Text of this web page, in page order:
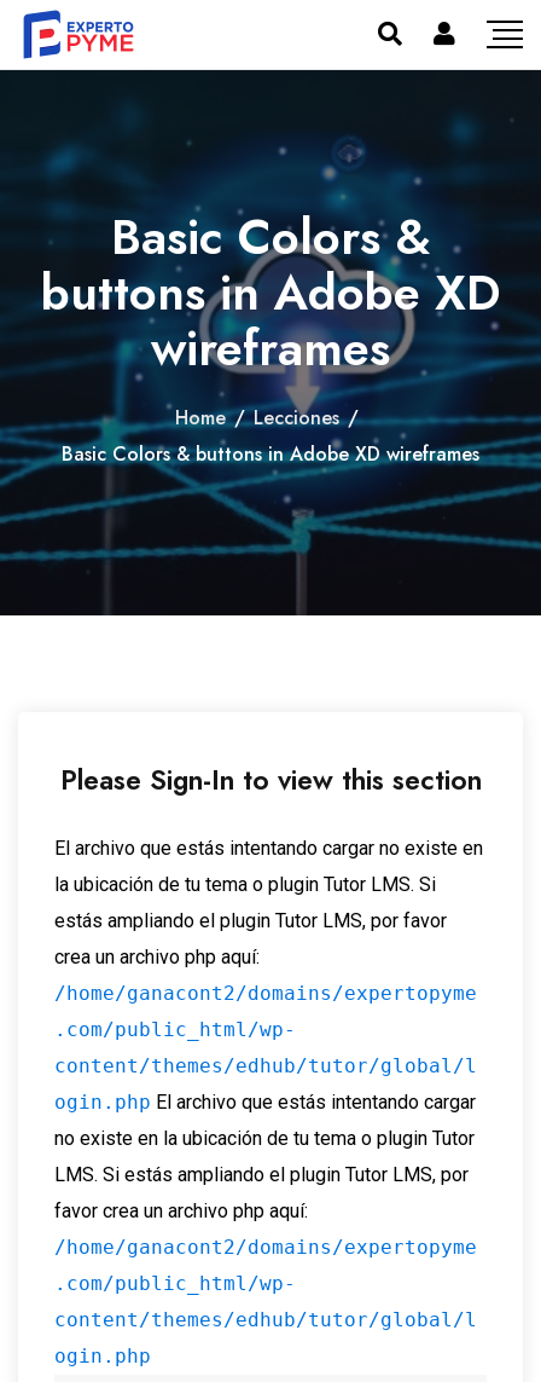
Basic Colors &
buttons in Adobe XD
wireframes
Home / Lecciones /
Basic Colors & buttons in Adobe XD wireframes
Please Sign-In to view this section
El archivo que estás intentando cargar no existe en
la ubicación de tu tema o plugin Tutor LMS. Si
estás ampliando el plugin Tutor LMS, por favor
crea un archivo php aquí:
/home/ganacont2/domains/expertopyme
.com/public_html/wp-
content/themes/edhub/tutor/global/l
ogin.php El archivo que estás intentando cargar
no existe en la ubicación de tu tema o plugin Tutor
LMS. Si estás ampliando el plugin Tutor LMS, por
favor crea un archivo php aquí:
/home/ganacont2/domains/expertopyme
.com/public_html/wp-
content/themes/edhub/tutor/global/l
ogin.php